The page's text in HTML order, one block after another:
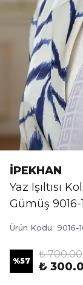
İPEKHAN
Yaz Işıltısı
Gümüş 9016-
Ürün Kodu: 9016-
%57
₺ 700.00
₺